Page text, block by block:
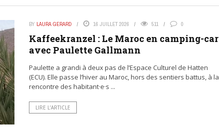
BY LAURA GERARD 16 JUILLET 2026 511 0
Kaffeekranzel : Le Maroc en camping-car
avec Paulette Gallmann
Paulette a grandi à deux pas de l’Espace Culturel de Hatten
(ECU). Elle passe l’hiver au Maroc, hors des sentiers battus, à la
rencontre des habitant·e·s ...
LIRE L’ARTICLE